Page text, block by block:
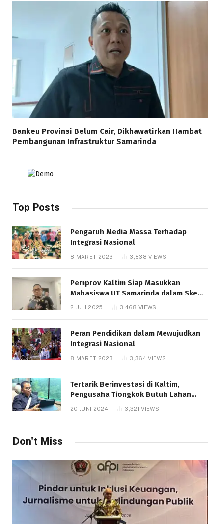
Bankeu Provinsi Belum Cair, Dikhawatirkan Hambat
Pembangunan Infrastruktur Samarinda
Top Posts
Pengaruh Media Massa Terhadap
Integrasi Nasional
8 MARET 2023 3,838VIEWS
Pemprov Kaltim Siap Masukkan
Mahasiswa UT Samarinda dalam Skema
Bantuan Pendidikan Gratispol
2 JULI 2025 3,468 VIEWS
Peran Pendidikan dalam Mewujudkan
Integrasi Nasional
8 MARET 2023 3,364VIEWS
Tertarik Berinvestasi di Kaltim,
Pengusaha Tiongkok Butuh Lahan
1.000 Hektare
20 JUNI 2024 3,321VIEWS
Don't Miss